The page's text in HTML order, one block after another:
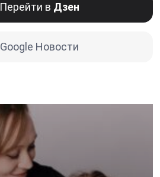
Перейти в Дзен
Google Новости